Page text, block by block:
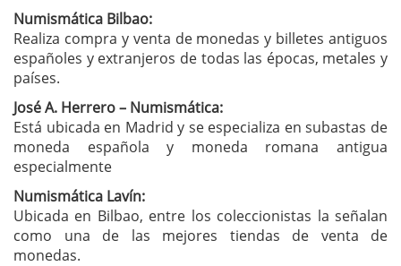
Numismática Bilbao:
Realiza compra y venta de monedas y billetes antiguos
españoles y extranjeros de todas las épocas, metales y
países.
José A. Herrero – Numismática:
Está ubicada en Madrid y se especializa en subastas de
moneda española y moneda romana antigua
especialmente
Numismática Lavín:
Ubicada en Bilbao, entre los coleccionistas la señalan
como una de las mejores tiendas de venta de
monedas.